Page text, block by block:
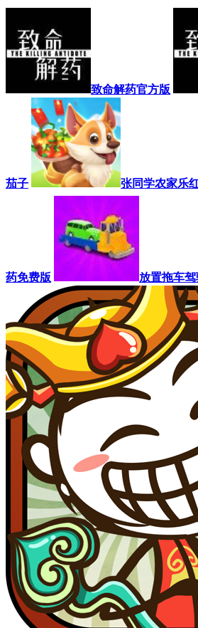
致命解药官方版
茄子 张同学农家乐
药免费版 放置拖车